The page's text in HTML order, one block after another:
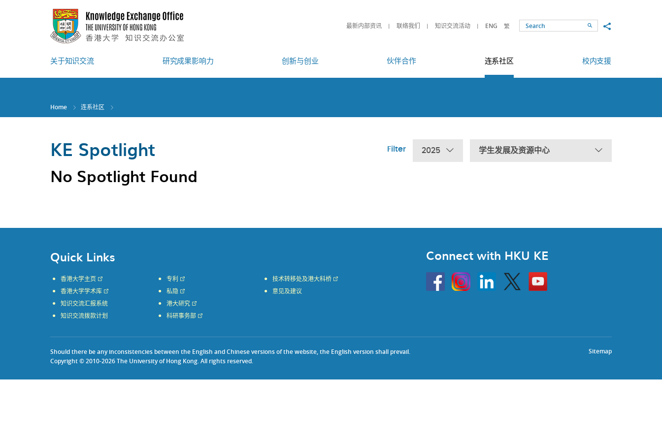
最新内部资讯 联络我们 知识交流活动 ENG 繁 SearchShare to
关于知识交流 研究成果影响力 创新与创业 伙伴合作 连系社区 校内支援
Home 连系社区
KE Spotlight Filter 2025 学生发展及资源中心
No Spotlight Found
Quick Links
香港大学主页
香港大学学术库
知识交流汇报系统
知识交流拨款计划
专利
私隐
港大研究
科研事务部
技术转移处及港大科桥
意见及建议
Connect with HKU KE
HKU
InstagramLinkedin Twitter
Go
to
HKU
Sitemap
Should there be any inconsistencies between the English and Chinese versions of the website, the English version shall prevail.
Copyright © 2010-2026 The University of Hong Kong. All rights reserved.